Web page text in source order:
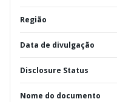
Região
Data de divulgação
Disclosure Status
Nome do documento